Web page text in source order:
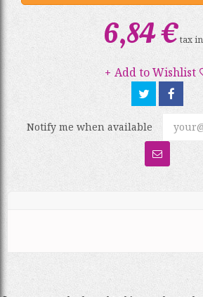
6,84 €tax
Add to Wishlist
Notify me when available